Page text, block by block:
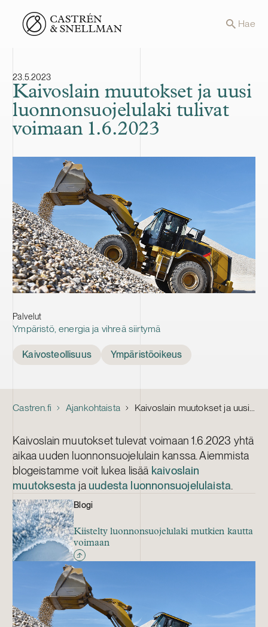
Front page Hae
23.5.2023
Kaivoslain muutokset ja uusi
luonnonsuojelulaki tulivat
voimaan 1.6.2023
Palvelut
Ympäristö, energia ja vihreä siirtymä
Kaivosteollisuus Ympäristöoikeus
Castren.fi Ajankohtaista Kaivoslain muutokset ja uusi luonnonsuojelulaki tulivat voimaan 1.6.2023
Kaivoslain muutokset tulevat voimaan 1.6.2023 yhtä
aikaa uuden luonnonsuojelulain kanssa. Aiemmista
blogeistamme voit lukea lisää kaivoslain
muutoksesta ja uudesta luonnonsuojelulaista
Blogi
Kiistelty luonnonsuojelulaki mutkien kautta
voimaan